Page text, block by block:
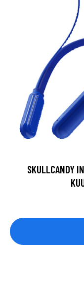
SKULLCANDY